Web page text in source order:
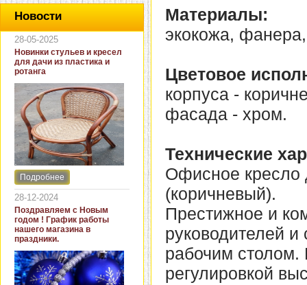
Новости
28-05-2025
Новинки стульев и кресел
для дачи из пластика и
ротанга
Интернет-магазин "Кровать
и диван" представляет
новинки стульев и кресел
для дачи. В ассортименте
представлены как
бюджетные модели из
пластика для дачи, так и
кресла для загородных
домов из натурального и
искусственного ротанга.
Подробнее
28-12-2024
Поздравляем с Новым
годом ! График работы
нашего магазина в
праздники.
Материалы:
экокожа,
Цветовое
корпуса -
фасада - хром.
Технические
Офисное кресло
(коричневый).
Престижное и
руководителей
рабочим
регулировкой